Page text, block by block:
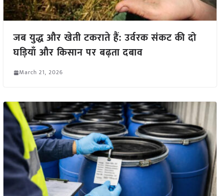
जब युद्ध और खेती टकराते हैं: उर्वरक संकट की दो
घड़ियाँ और किसान पर बढ़ता दबाव
March 21, 2026